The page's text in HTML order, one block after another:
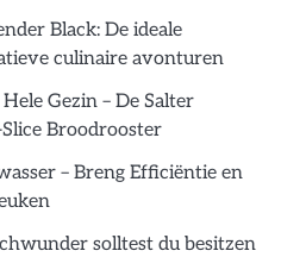
Black: De ideale
culinaire avonturen
Gezin – De Salter
Broodrooster
– Breng Efficiëntie en
solltest du besitzen